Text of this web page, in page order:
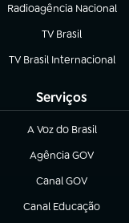
Radioagência Nacional
(abre em nova aba)
TV Brasil
(abre em nova aba)
TV Brasil Internacional
(abre em nova aba)
Serviços
A Voz do Brasil
(abre em nova aba)
Agência GOV
(abre em nova aba)
Canal GOV
(abre em nova aba)
Canal Educação
(abre em nova aba)